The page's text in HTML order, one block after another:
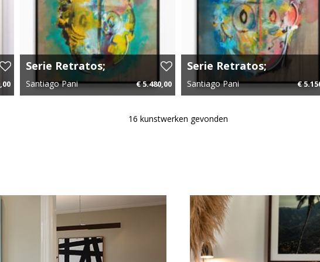
idea that perception is always in
observe how we recognize,
in a dream, on a canvas, or
Serie Retratos;
Santiago Pani € 5.480,00
Serie Retratos;
Santiago Pani €
16 kunstwerken gevonden
mailadres *